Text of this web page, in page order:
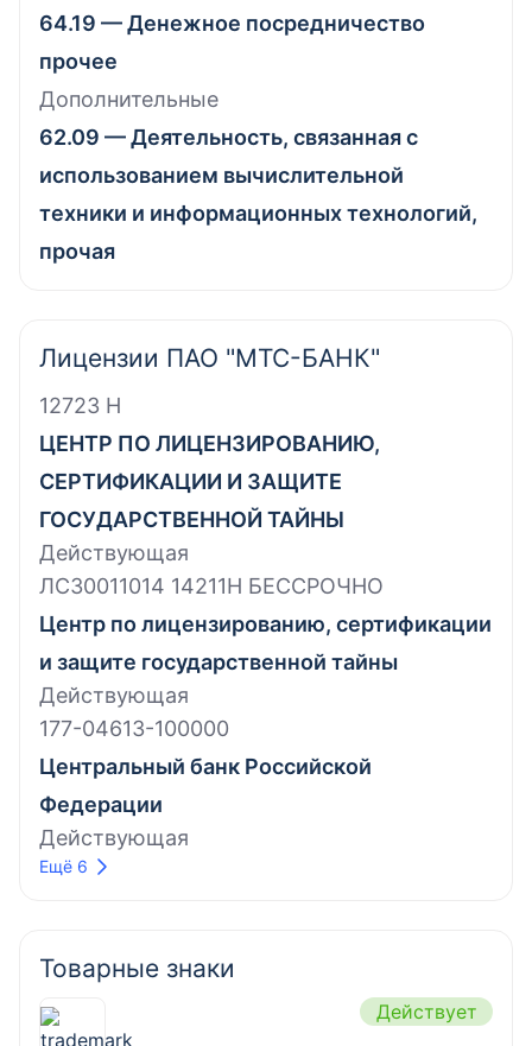
64.19 — Денежное посредничество
прочее
Дополнительные
62.09 — Деятельность, связанная с
использованием вычислительной
техники и информационных технологий,
прочая
Лицензии ПАО "МТС-БАНК"
12723 Н
ЦЕНТР ПО ЛИЦЕНЗИРОВАНИЮ,
СЕРТИФИКАЦИИ И ЗАЩИТЕ
ГОСУДАРСТВЕННОЙ ТАЙНЫ
Действующая
ЛСЗ0011014 14211Н БЕССРОЧНО
Центр по лицензированию, сертификации
и защите государственной тайны
Действующая
177-04613-100000
Центральный банк Российской
Федерации
Действующая
Ещё 6
Товарные знаки
Действует